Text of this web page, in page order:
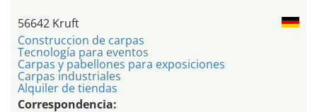
56642 Kruft
Construccion de carpas
Tecnología para eventos
Carpas y pabellones para exposiciones
Carpas industriales
Alquiler de tiendas
Correspondencia: